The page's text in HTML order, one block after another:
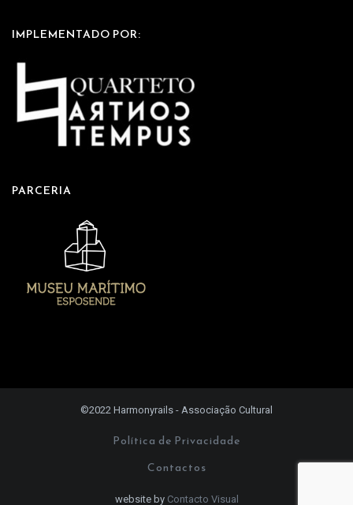
IMPLEMENTADO POR:
PARCERIA
©2022 Harmonyrails - Associação Cultural
Política de Privacidade
Contactos
website by Contacto Visual